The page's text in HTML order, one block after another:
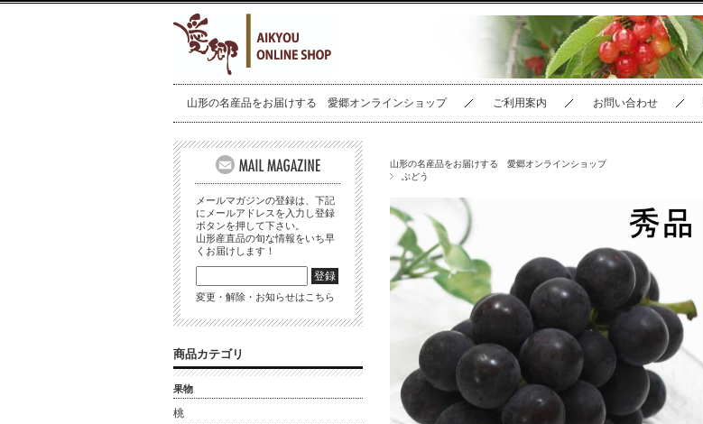
山形の名産品をお届けする 愛郷オンラインショップ ご利用案内 お問い合わせ
山形の名産品をお届けする 愛郷オンラインショップ
ぶどう
メールマガジンの登録は、下記
にメールアドレスを入力し登録
ボタンを押して下さい。
山形産直品の旬な情報をいち早
くお届けします！
変更・解除・お知らせはこちら
商品カテゴリ
果物
桃